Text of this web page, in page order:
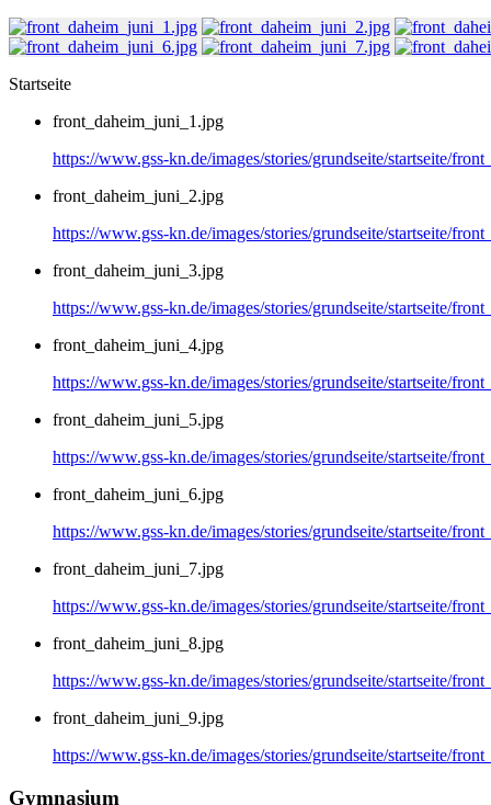
Startseite
front_daheim_juni_1.jpg
https://www.gss-kn.de/images/stories/grundseite/startseite/
front_daheim_juni_2.jpg
https://www.gss-kn.de/images/stories/grundseite/startseite/
front_daheim_juni_3.jpg
https://www.gss-kn.de/images/stories/grundseite/startseite/
front_daheim_juni_4.jpg
https://www.gss-kn.de/images/stories/grundseite/startseite/
front_daheim_juni_5.jpg
https://www.gss-kn.de/images/stories/grundseite/startseite/
front_daheim_juni_6.jpg
https://www.gss-kn.de/images/stories/grundseite/startseite/
front_daheim_juni_7.jpg
https://www.gss-kn.de/images/stories/grundseite/startseite/
front_daheim_juni_8.jpg
https://www.gss-kn.de/images/stories/grundseite/startseite/
front_daheim_juni_9.jpg
https://www.gss-kn.de/images/stories/grundseite/startseite/
Gymnasium